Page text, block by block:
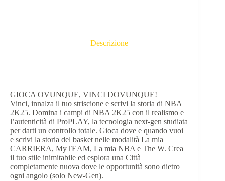
Descrizione
GIOCA OVUNQUE, VINCI DOVUNQUE!
Vinci, innalza il tuo striscione e scrivi la storia di NBA
2K25. Domina i campi di NBA 2K25 con il realismo e
l’autenticità di ProPLAY, la tecnologia next-gen studiata
per darti un controllo totale. Gioca dove e quando vuoi
e scrivi la storia del basket nelle modalità La mia
CARRIERA, MyTEAM, La mia NBA e The W. Crea
il tuo stile inimitabile ed esplora una Città
completamente nuova dove le opportunità sono dietro
ogni angolo (solo New-Gen).